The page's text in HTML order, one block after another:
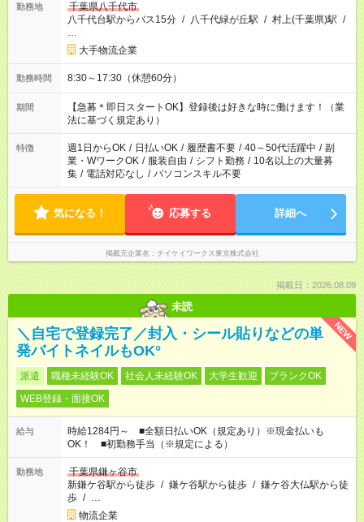
勤務地
千葉県八千代市
八千代台駅からバス15分 / 八千代緑が丘駅 / 村上(千葉県)駅 /
…
大手物流企業
勤務時間 8:30～17:30（休憩60分）
期間
【急募＊即日スタートOK】登録後は好きな時に働けます！（業
法に基づく規定あり）
特徴 週1日からOK / 日払いOK / 履歴書不要 / 40～50代活躍中 / 副
業・WワークOK / 服装自由 / シフト勤務 / 10名以上の大量募
集 / 電話対応なし / パソコンスキル不要
気になる！ 応募する 詳細へ
掲載元企業名 テイケイワークス東京株式会社
掲載日：2026.08.09
未読
NEW
＼自宅で登録完了／封入・シール貼りなどの単
発バイトネイルもOK°
派遣 職種未経験OK 社会人未経験OK 大学生歓迎
ブランクOK
WEB登録・面接OK
給与
時給1284円～ ■全額日払いOK（規定あり）※現金払いも
OK！ ■初勤務手当（※規定による）
勤務地
千葉県鎌ヶ谷市
新鎌ケ谷駅から徒歩 / 鎌ケ谷駅から徒歩 / 鎌ケ谷大仏駅から徒
歩 / …
物流企業